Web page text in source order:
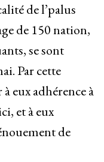
de l’palus
de 150 nation,
se sont
Par cette
eux adhérence à
et à eux
de